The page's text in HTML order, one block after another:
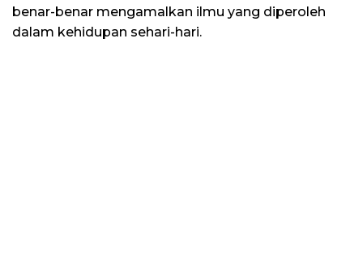
benar-benar mengamalkan ilmu yang diperoleh
dalam kehidupan sehari-hari.